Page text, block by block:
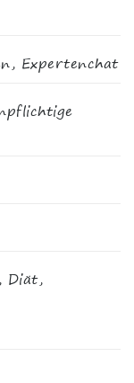
Expertenchat
Diät,